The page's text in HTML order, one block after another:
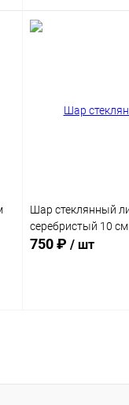
Шар стеклянный
серебристый 10 см
750 ₽ / шт